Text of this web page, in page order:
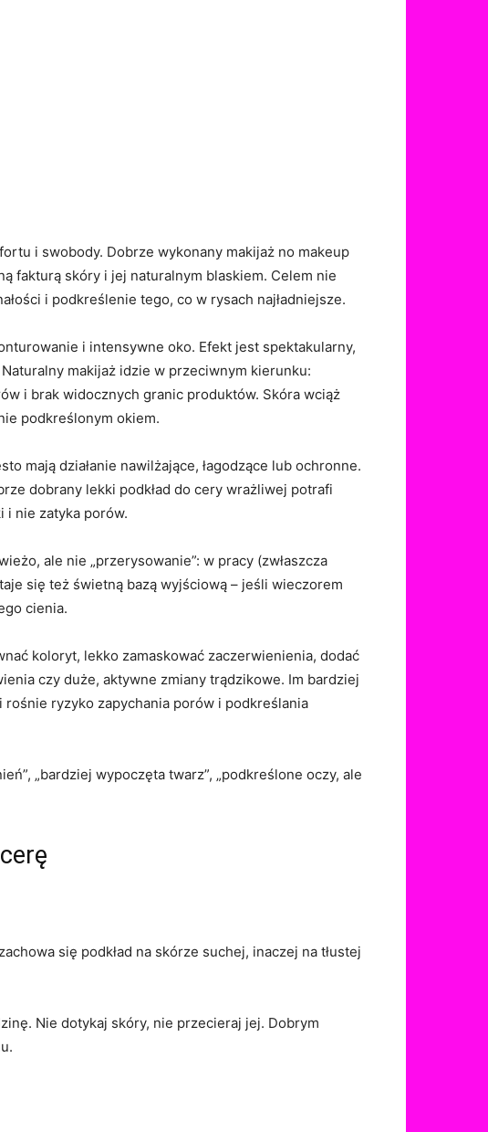
i swobody. Dobrze wykonany makijaż no makeup
fakturą skóry i jej naturalnym blaskiem. Celem nie
i podkreślenie tego, co w rysach najładniejsze.
i intensywne oko. Efekt jest spektakularny,
makijaż idzie w przeciwnym kierunku:
i brak widocznych granic produktów. Skóra wciąż
podkreślonym okiem.
mają działanie nawilżające, łagodzące lub ochronne.
dobrany lekki podkład do cery wrażliwej potrafi
i nie zatyka porów.
ale nie „przerysowanie”: w pracy (zwłaszcza
się też świetną bazą wyjściową – jeśli wieczorem
cienia.
koloryt, lekko zamaskować zaczerwienienia, dodać
czy duże, aktywne zmiany trądzikowe. Im bardziej
ryzyko zapychania porów i podkreślania
„bardziej wypoczęta twarz”, „podkreślone oczy, ale
się podkład na skórze suchej, inaczej na tłustej
Nie dotykaj skóry, nie przecieraj jej. Dobrym